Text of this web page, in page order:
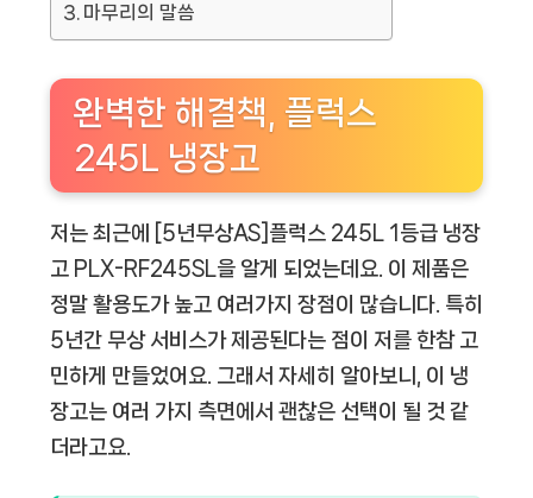
마무리의 말씀
완벽한 해결책, 플럭스
245L 냉장고
저는 최근에 [5년무상AS]플럭스 245L 1등급 냉장
고 PLX-RF245SL을 알게 되었는데요. 이 제품은
정말 활용도가 높고 여러가지 장점이 많습니다. 특히
5년간 무상 서비스가 제공된다는 점이 저를 한참 고
민하게 만들었어요. 그래서 자세히 알아보니, 이 냉
장고는 여러 가지 측면에서 괜찮은 선택이 될 것 같
더라고요.